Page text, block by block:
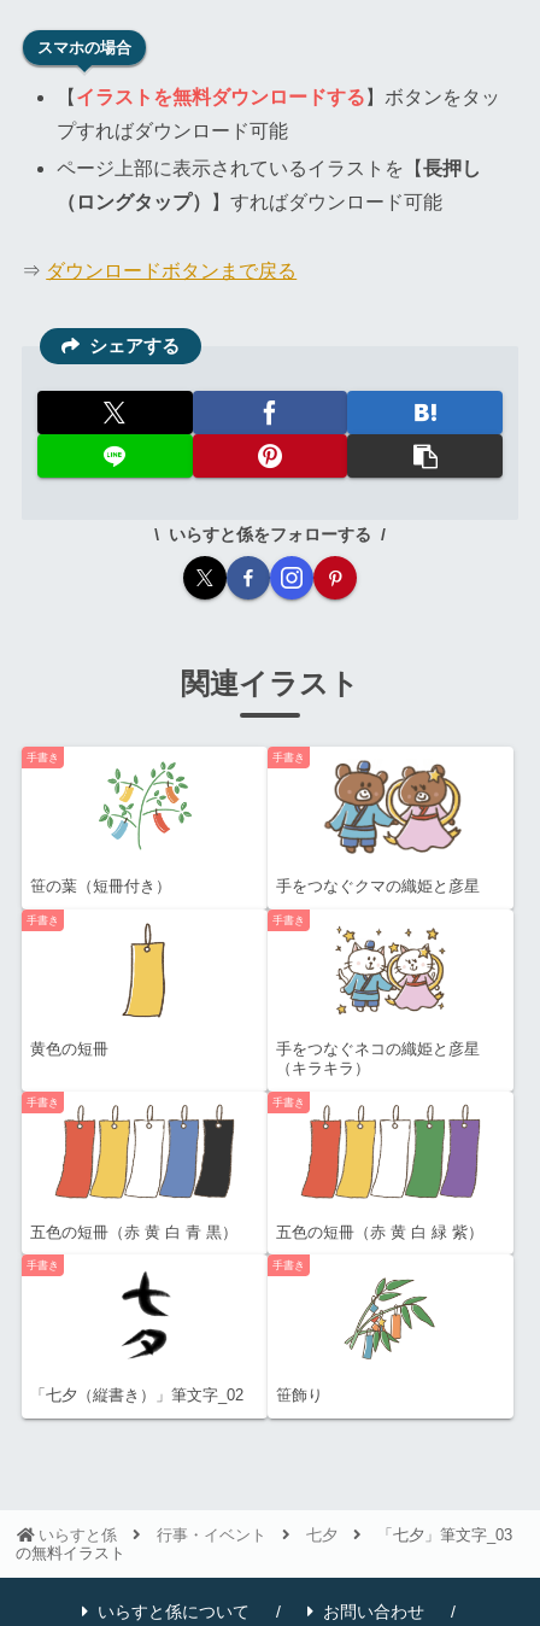
スマホの場合
【 イラストを無料ダウンロードする 】ボタンをタッ
プすればダウンロード可能
ページ上部に表示されているイラストを【長押し
（ロングタップ）
】すればダウンロード可能
⇒ ダウンロードボタンまで戻る
シェアする
いらすと係をフォローする
関連イラスト
手書き
笹の葉（短冊付き）
手書き
手をつなぐクマの織姫と彦星
手書き
黄色の短冊
手書き
手をつなぐネコの織姫と彦星
（キラキラ）
手書き
五色の短冊（赤 黄 白 青 黒）
手書き
五色の短冊（赤 黄 白 緑 紫）
手書き
「七夕（縦書き）」筆文字_02
手書き
笹飾り
いらすと係 行事・イベント 七夕
「七夕」筆文字_03
の無料イラスト
いらすと係について お問い合わせ